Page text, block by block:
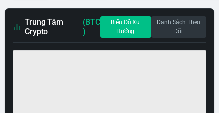
Trung Tâm
Crypto
(BTC
)
Biểu Đồ Xu
Hướng
Danh Sách Theo
Dõi